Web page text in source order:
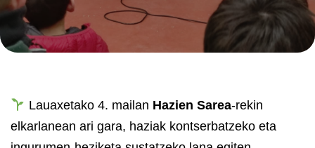
Lauaxetako 4. mailan Hazien Sarea-rekin
elkarlanean ari gara, haziak kontserbatzeko eta